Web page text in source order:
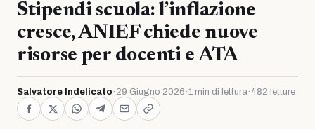
Stipendi scuola: l’inflazione
cresce, ANIEF chiede nuove
risorse per docenti e ATA
Salvatore Indelicato · 29 Giugno 2026 ·1 min di lettura· 482 letture